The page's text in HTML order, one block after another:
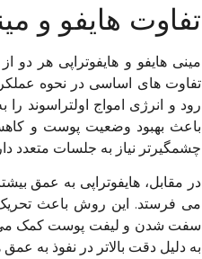
تفاوت هایفو و
مینی هایفو و هایفوتراپی هر دو
تفاوت های اساسی در نحوه
رود و انرژی امواج اولتراسوند
باعث بهبود وضعیت پوست و
چشمگیرتر نیاز به جلسات متعدد
در مقابل، هایفوتراپی به عمق
می فرستد. این روش باعث تحریک
سفت شدن و لیفت پوست کمک می کند
به دلیل دقت بالاتر در نفوذ به